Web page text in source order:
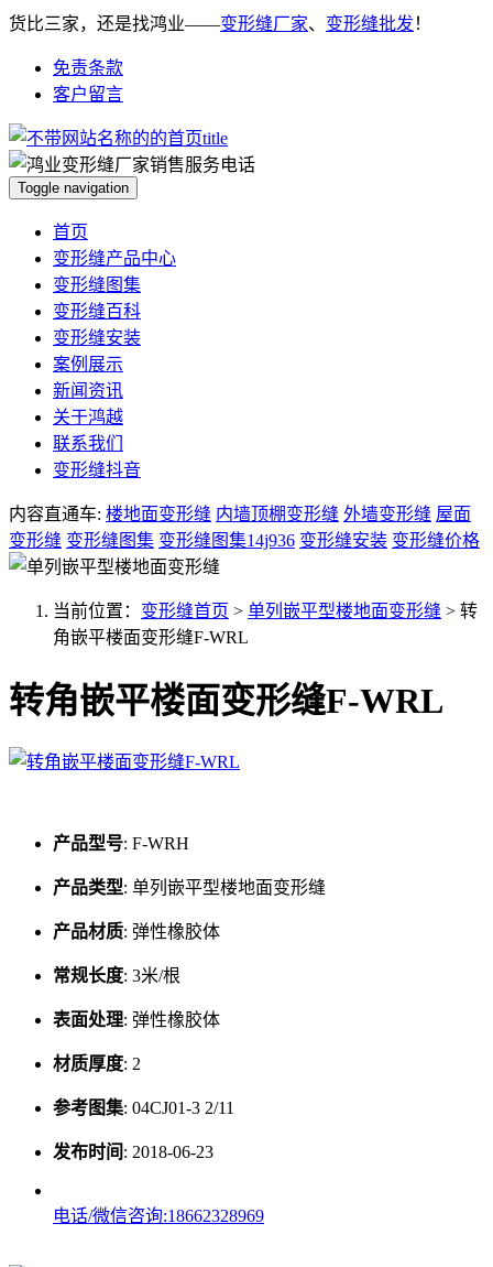
货比三家，还是找鸿业——变形缝厂家、 变形缝批发 ！
免责条款
客户留言
Toggle navigation
首页
变形缝产品中心
变形缝图集
变形缝百科
变形缝安装
案例展示
新闻资讯
关于鸿越
联系我们
变形缝抖音
内容直通车: 楼地面变形缝 内墙顶棚变形缝 外墙变形缝 屋面
变形缝 变形缝图集 变形缝图集14j936 变形缝安装 变形缝价格
当前位置： 变形缝首页 > 单列嵌平型楼地面变形缝 > 转
角嵌平楼面变形缝F-WRL
转角嵌平楼面变形缝F-WRL
产品型号: F-WRH
产品类型: 单列嵌平型楼地面变形缝
产品材质: 弹性橡胶体
常规长度: 3米/根
表面处理: 弹性橡胶体
材质厚度: 2
参考图集: 04CJ01-3 2/11
发布时间 : 2018-06-23
电话/微信咨询:18662328969